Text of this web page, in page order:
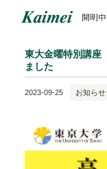
開明
東大金曜特別講座
ました
2023-09-25 お知らせ